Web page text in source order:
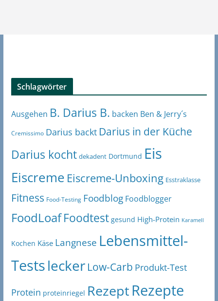
Schlagwörter
Ausgehen B. Darius B. backen Ben & Jerry´s
Cremissimo Darius backt Darius in der Küche
Darius kocht dekadent Dortmund Eis
Eiscreme Eiscreme-Unboxing Esstraklasse
Fitness Food-Testing Foodblog Foodblogger
FoodLoaf Foodtest gesund High-Protein Karamell
Kochen Käse Langnese Lebensmittel-
Testslecker Low-Carb Produkt-Test
Protein proteinriegel RezeptRezepte